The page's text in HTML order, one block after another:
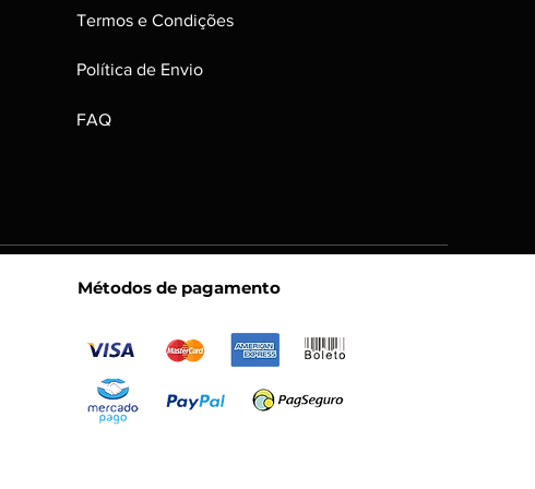
Termos e Condições
Política de Envio
FAQ
Métodos de pagamento